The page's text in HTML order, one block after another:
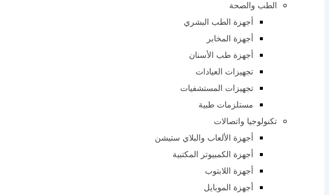
الطب والصحة
أجهزة الطب البشري
أجهزة المخابر
أجهزة طب الأسنان
تجهيزات العيادات
تجهيزات المستشفيات
مستلزمات طبية
تكنولوجيا واتصالات
أجهزة الألعاب والبلاي ستيشن
أجهزة الكمبيوتر المكتبية
أجهزة اللابتوب
أجهزة الموبايل